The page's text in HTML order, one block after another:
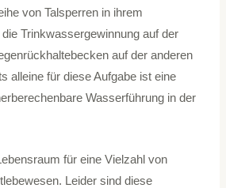
von Talsperren in ihrem
Trinkwassergewinnung auf der
auf der anderen
alleine für diese Aufgabe ist eine
Wasserführung in der
für eine Vielzahl von
Leider sind diese